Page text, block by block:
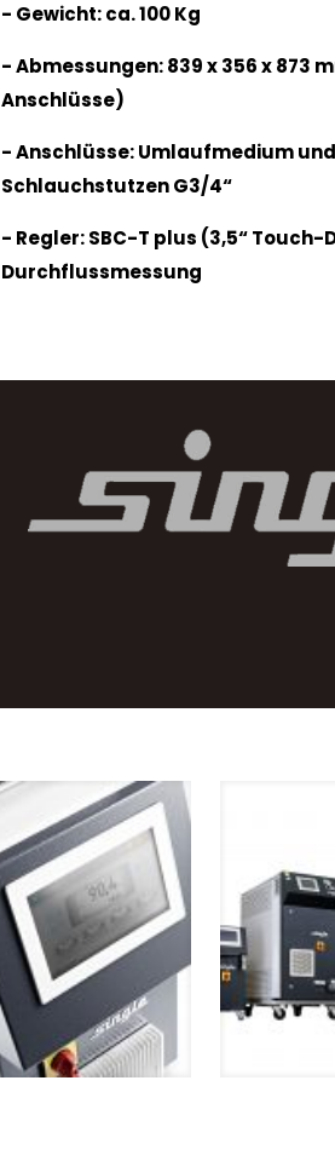
- Gewicht: ca. 100 Kg
- Abmessungen: 839 x 356 x 873
Anschlüsse)
- Anschlüsse: Umlaufmedium
Schlauchstutzen G3/4“
- Regler: SBC-T plus (3,5“
Durchflussmessung